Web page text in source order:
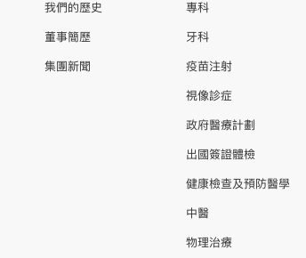
我們的歷史
董事簡歷
集團新聞
專科
牙科
疫苗注射
視像診症
政府醫療計劃
出國簽證體檢
健康檢查及預防醫學
中醫
物理治療